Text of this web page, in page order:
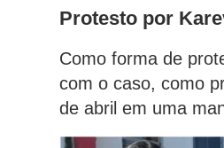
Protesto por
Como forma de
com o caso, como
de abril em uma